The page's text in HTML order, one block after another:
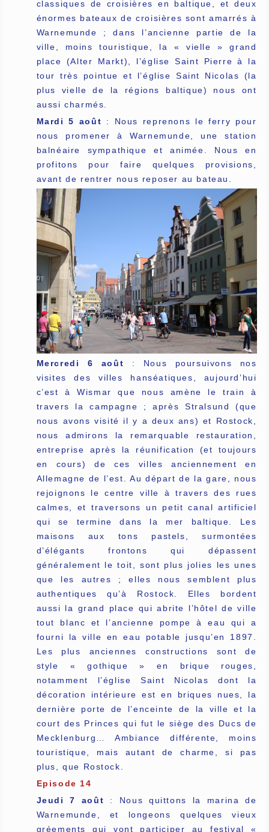
classiques de croisières en baltique, et deux
énormes bateaux de croisières sont amarrés à
Warnemunde ; dans l’ancienne partie de la
ville, moins touristique, la « vielle » grand
place (Alter Markt), l’église Saint Pierre à la
tour très pointue et l’église Saint Nicolas (la
plus vielle de la régions baltique) nous ont
aussi charmés.
Mardi 5 août : Nous reprenons le ferry pour
nous promener à Warnemunde, une station
balnéaire sympathique et animée. Nous en
profitons pour faire quelques provisions,
avant de rentrer nous reposer au bateau.
Mercredi 6 août : Nous poursuivons nos
visites des villes hanséatiques, aujourd’hui
c’est à Wismar que nous amène le train à
travers la campagne ; après Stralsund (que
nous avons visité il y a deux ans) et Rostock,
nous admirons la remarquable restauration,
entreprise après la réunification (et toujours
en cours) de ces villes anciennement en
Allemagne de l’est. Au départ de la gare, nous
rejoignons le centre ville à travers des rues
calmes, et traversons un petit canal artificiel
qui se termine dans la mer baltique. Les
maisons aux tons pastels, surmontées
d’élégants frontons qui dépassent
généralement le toit, sont plus jolies les unes
que les autres ; elles nous semblent plus
authentiques qu’à Rostock. Elles bordent
aussi la grand place qui abrite l’hôtel de ville
tout blanc et l’ancienne pompe à eau qui a
fourni la ville en eau potable jusqu’en 1897.
Les plus anciennes constructions sont de
style « gothique » en brique rouges,
notamment l’église Saint Nicolas dont la
décoration intérieure est en briques nues, la
dernière porte de l’enceinte de la ville et la
court des Princes qui fut le siège des Ducs de
Mecklenburg… Ambiance différente, moins
touristique, mais autant de charme, si pas
plus, que Rostock.
Episode 14
Jeudi 7 août : Nous quittons la marina de
Warnemunde, et longeons quelques vieux
gréements qui vont participer au festival «